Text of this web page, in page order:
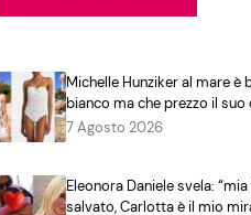
Michelle Hunziker al mare è
bianco ma che prezzo il
7 Agosto 2026
Eleonora Daniele svela:
salvato, Carlotta è il mio